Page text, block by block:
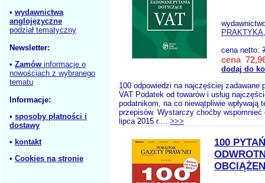
• wydawnictwa
anglojęzyczne
podział tematyczny
Newsletter:
• Zamów informacje o
nowościach z wybranego
tematu
Informacje:
• sposoby płatności i
dostawy
• kontakt
• Cookies na stronie
PRAKTYKA
cena netto:
cena
dodaj do
100 odpowiedzi na najczęściej zadawane
VAT Podatek od towarów i usług
podatnikom, na co niewątpliwie wpływają
przepisów. Wystarczy choćby
lipca 2015 r.... >>>
100